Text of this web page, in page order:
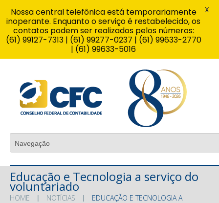
Educação e Tecnologia a serviço do
voluntariado
HOME NOTÍCIAS
EDUCAÇÃO E TECNOLOGIA A
Nossa central telefônica está temporariamente
inoperante. Enquanto o serviço é restabelecido, os
contatos podem ser realizados pelos números:
(61) 99127-7313 | (61) 99277-0237 | (61) 99633-2770
| (61) 99633-5016
X